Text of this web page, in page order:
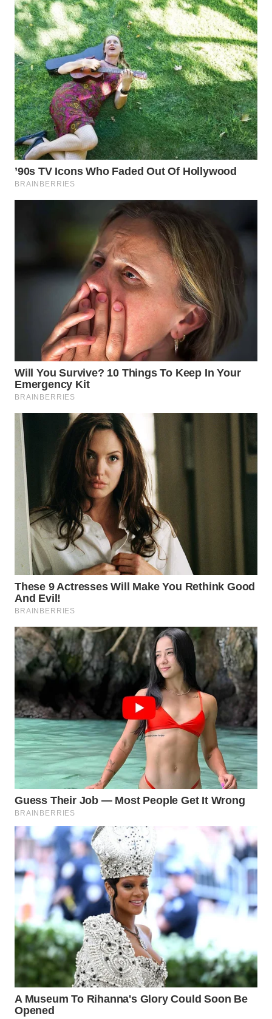
WN
DAIRI
WN
DANAU
TOBA
WN
NIAS
WN
KARO
WN
SIMALUNGUN
LABUHANBATU
TAPANULI
TENGAH
WN DELI
SERDANG
WN
TEBING
TINGGI
WN
PAKPAK
WN
WN
BEKASI
BOGOR
WN
DEPOK
TAPANULI
UTARA
WN
SAMOSIR
WN
PADANG
LAWAS